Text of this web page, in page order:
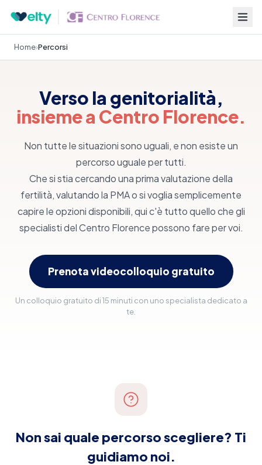
Home›Percorsi
Verso la genitorialità,
insieme a Centro Florence.
Non tutte le situazioni sono uguali, e non esiste un
percorso uguale per tutti.
Che si stia cercando una prima valutazione della
fertilità, valutando la PMA o si voglia semplicemente
capire le opzioni disponibili, qui c'è tutto quello che gli
specialisti del Centro Florence possono fare per voi.
Prenota videocolloquio gratuito
Un colloquio gratuito di 15 minuti con uno specialista dedicato a
te.
Non sai quale percorso scegliere? Ti
guidiamo noi.